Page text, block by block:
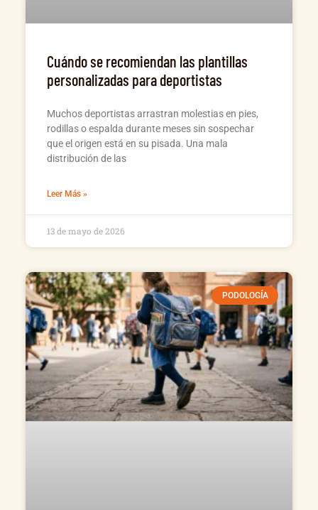
Cuándo se recomiendan las plantillas
personalizadas para deportistas
Muchos deportistas arrastran molestias en pies,
rodillas o espalda durante meses sin sospechar
que el origen está en su pisada. Una mala
distribución de las
Leer Más »
13 de mayo de 2026
PODOLOGÍA